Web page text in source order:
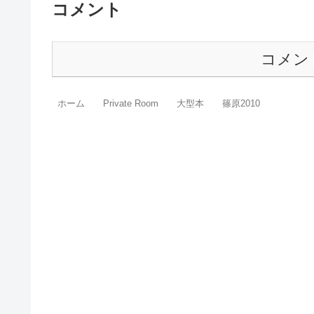
コメント
コメン
ホーム Private Room 大型本 篠原2010